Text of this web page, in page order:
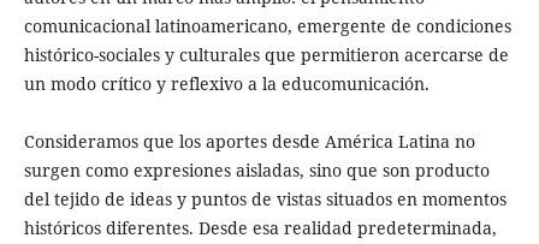
comunicacional latinoamericano, emergente de condiciones
histórico-sociales y culturales que permitieron acercarse de
un modo crítico y reflexivo a la educomunicación.
Consideramos que los aportes desde América Latina no
surgen como expresiones aisladas, sino que son producto
del tejido de ideas y puntos de vistas situados en momentos
históricos diferentes. Desde esa realidad predeterminada,